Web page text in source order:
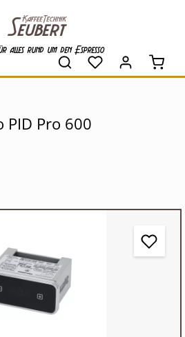
alles rund um den Espresso
PID Pro 600